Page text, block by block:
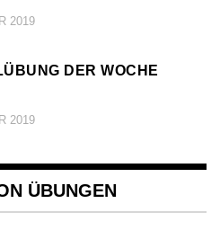
2019
DER WOCHE (
2019
ÜBUNGEN